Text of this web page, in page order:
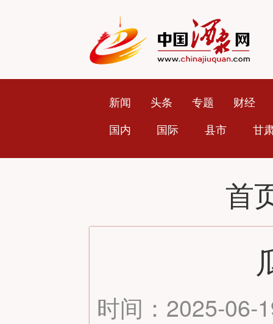
新闻 头条 专题
财经
国内
国际 县市 甘
首
时间：2025-06-